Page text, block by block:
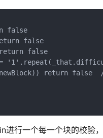
false
false
false
return false
行一个每一个块的校验